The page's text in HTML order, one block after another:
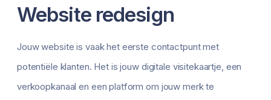
Website redesign
Jouw website is vaak het eerste contactpunt met
potentiële klanten. Het is jouw digitale visitekaartje, een
verkoopkanaal en een platform om jouw merk te